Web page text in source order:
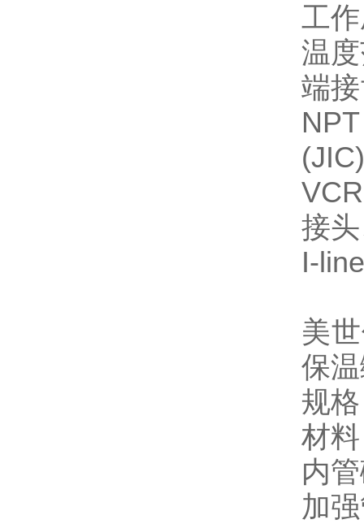
工
温
端接
接
I-
美
保
规格
材料
内管
加